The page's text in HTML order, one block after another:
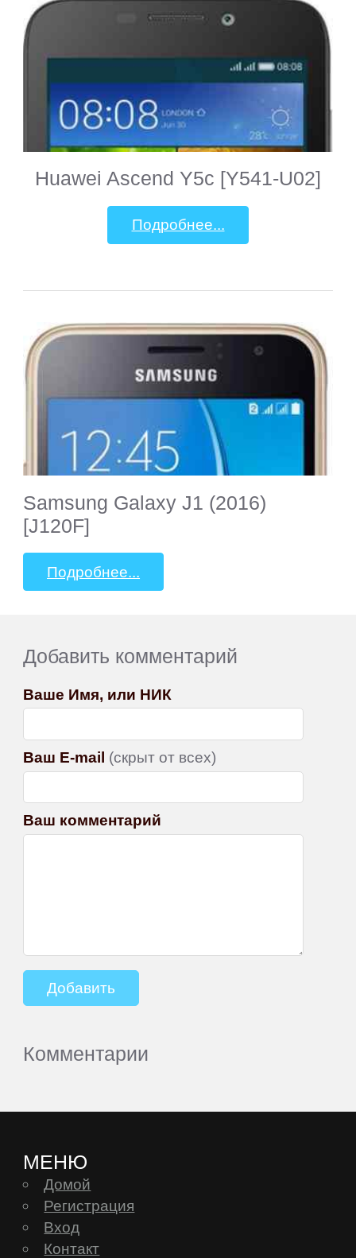
Huawei Ascend Y5c [Y541-U02]
Подробнее...
Samsung Galaxy J1 (2016)
[J120F]
Подробнее...
Добавить комментарий
Ваше Имя, или НИК
Ваш E-mail (скрыт от всех)
Ваш комментарий
Комментарии
МЕНЮ
Домой
Регистрация
Вход
Контакт